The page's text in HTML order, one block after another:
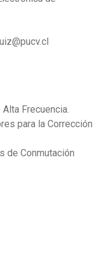
Frecuencia.
para la Corrección
de Conmutación